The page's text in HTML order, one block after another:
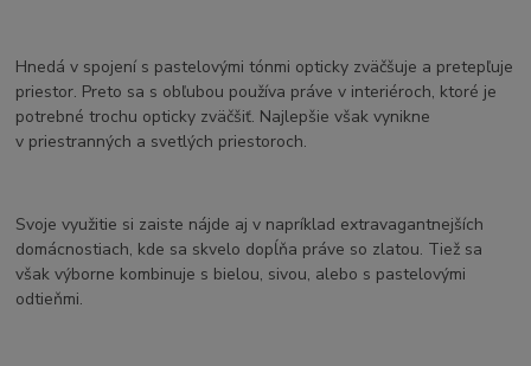
Hnedá v spojení s pastelovými tónmi opticky zväčšuje a pretepľuje
priestor. Preto sa s obľubou používa práve v interiéroch, ktoré je
potrebné trochu opticky zväčšiť. Najlepšie však vynikne
v priestranných a svetlých priestoroch.
Svoje využitie si zaiste nájde aj v napríklad extravagantnejších
domácnostiach, kde sa skvelo dopĺňa práve so zlatou. Tiež sa
však výborne kombinuje s bielou, sivou, alebo s pastelovými
odtieňmi.